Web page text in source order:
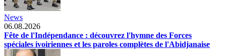
News
06.08.2026
Fête de l'Indépendance : découvrez l'hymne des Forces
spéciales ivoiriennes et les paroles complètes de l'Abidjanaise